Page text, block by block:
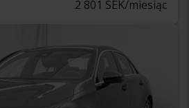
2 801 SEK/miesiąc